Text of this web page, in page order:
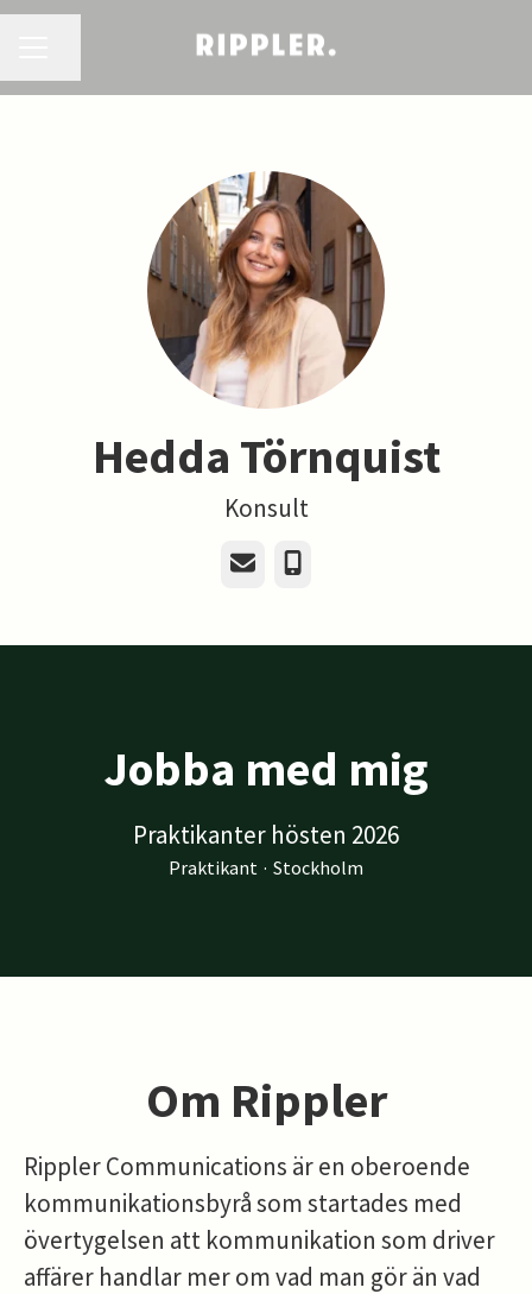
Hedda Törnquist
Konsult
E-post Telefon
Jobba med mig
Praktikanter hösten 2026
Praktikant · Stockholm
Om Rippler
Rippler Communications är en oberoende
kommunikationsbyrå som startades med
övertygelsen att kommunikation som driver
affärer handlar mer om vad man gör än vad